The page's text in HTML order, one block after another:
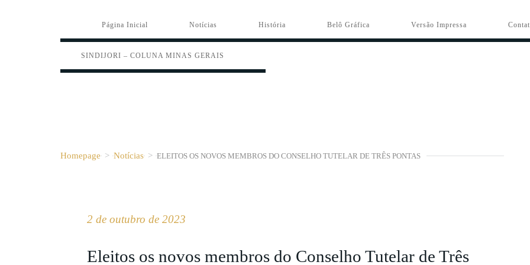
Página Inicial Notícias História Belô Gráfica Versão Impressa
SINDIJORI – COLUNA MINAS GERAIS
Homepage > Notícias > ELEITOS OS NOVOS MEMBROS DO CONSELHO TUTELAR DE TRÊS PONTAS
2 de outubro de 2023
Eleitos os novos membros do Conselho Tutelar de Três